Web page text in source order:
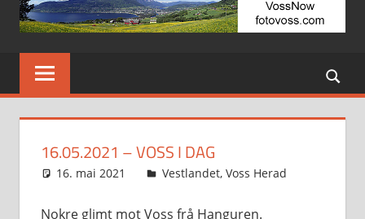
16.05.2021 – VOSS I DAG
16. mai 2021 Svein
Vestlandet, Voss Herad
Nokre glimt mot Voss frå Hanguren.